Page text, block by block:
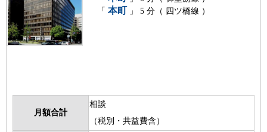
「 本町 」 5 分（ 四ツ橋線 ）
月額合計
相談
（税別・共益費含）